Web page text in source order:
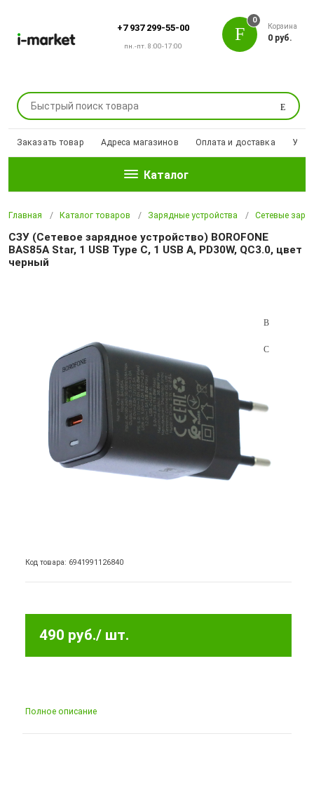
+7 937 299-55-00
пн.-пт. 8:00-17:00
Поиск
0
Корзина
0 руб.
Заказать товар Адреса магазинов Оплата и доставка
Каталог
Главная Каталог товаров Зарядные устройства Сетевые
СЗУ (Сетевое зарядное устройство) BOROFONE
BAS85A Star, 1 USB Type C, 1 USB A, PD30W, QC3.0, цвет
черный
Код товара: 6941991126840
490 руб./ шт.
Полное описание